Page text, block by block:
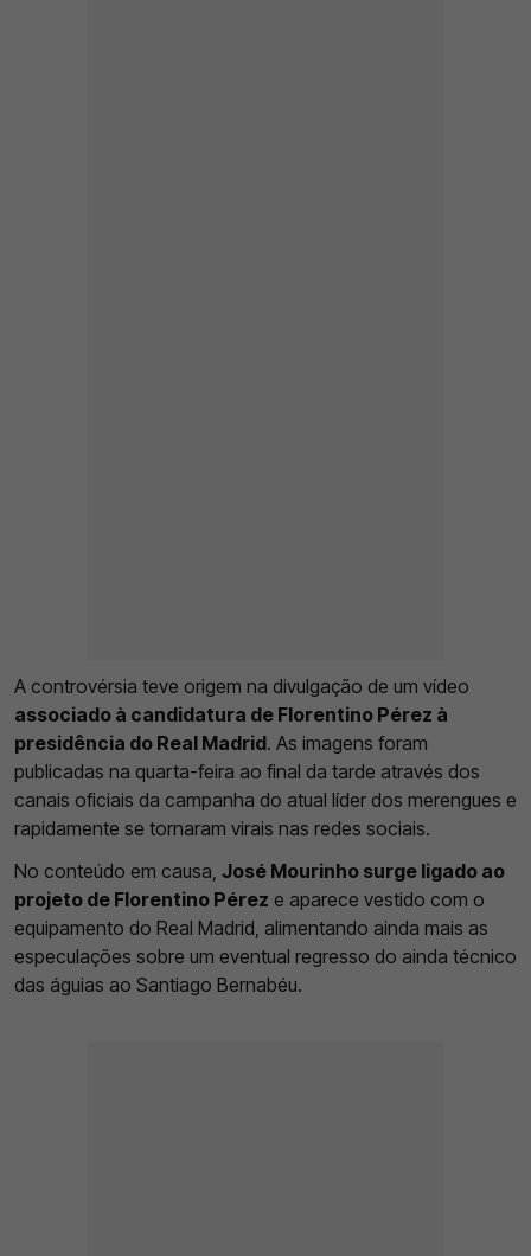
A controvérsia teve origem na divulgação de um vídeo
associado à candidatura de Florentino Pérez à
presidência do Real Madrid. As imagens foram
publicadas na quarta-feira ao final da tarde através dos
canais oficiais da campanha do atual líder dos merengues e
rapidamente se tornaram virais nas redes sociais.
No conteúdo em causa, José Mourinho surge ligado ao
projeto de Florentino Pérez e aparece vestido com o
equipamento do Real Madrid, alimentando ainda mais as
especulações sobre um eventual regresso do ainda técnico
das águias ao Santiago Bernabéu.